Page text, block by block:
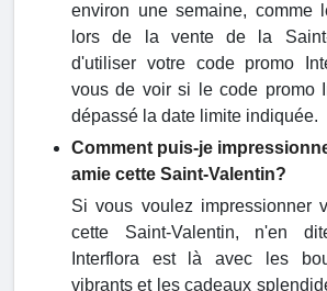
environ une semaine, comme
lors de la vente de la Saint-
d'utiliser votre code promo
vous de voir si le code promo
dépassé la date limite indiquée.
Comment puis-je
amie cette Saint-Valentin?
Si vous voulez impressionner
cette Saint-Valentin, n'en
Interflora est là avec les
vibrants et les cadeaux